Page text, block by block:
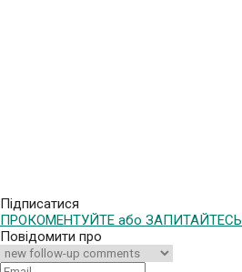
Підписатися
ПРОКОМЕНТУЙТЕ або ЗАПИТАЙТЕСЬ
Повідомити про